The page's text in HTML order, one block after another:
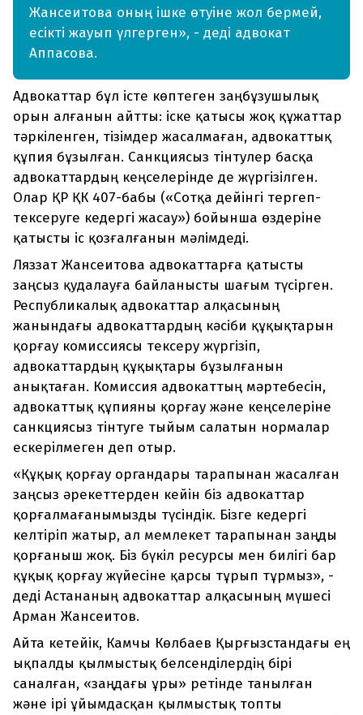
Жансеитова оның ішке өтуіне жол бермей,
есікті жауып үлгерген», - деді адвокат
Аппасова.
Адвокаттар бұл істе көптеген заңбұзушылық
орын алғанын айтты: іске қатысы жоқ құжаттар
тәркіленген, тізімдер жасалмаған, адвокаттық
құпия бұзылған. Санкциясыз тінтулер басқа
адвокаттардың кеңселерінде де жүргізілген.
Олар ҚР ҚК 407-бабы («Сотқа дейінгі тергеп-
тексеруге кедергі жасау») бойынша өздеріне
қатысты іс қозғалғанын мәлімдеді.
Ляззат Жансеитова адвокаттарға қатысты
заңсыз қудалауға байланысты шағым түсірген.
Республикалық адвокаттар алқасының
жанындағы адвокаттардың кәсіби құқықтарын
қорғау комиссиясы тексеру жүргізіп,
адвокаттардың құқықтары бұзылғанын
анықтаған. Комиссия адвокаттың мәртебесін,
адвокаттық құпияны қорғау және кеңселеріне
санкциясыз тінтуге тыйым салатын нормалар
ескерілмеген деп отыр.
«Құқық қорғау органдары тарапынан жасалған
заңсыз әрекеттерден кейін біз адвокаттар
қорғалмағанымызды түсіндік. Бізге кедергі
келтіріп жатыр, ал мемлекет тарапынан заңды
қорғаныш жоқ. Біз бүкіл ресурсы мен билігі бар
құқық қорғау жүйесіне қарсы тұрып тұрмыз», -
деді Астананың адвокаттар алқасының мүшесі
Арман Жансеитов.
Айта кетейік, Камчы Көлбаев Қырғызстандағы ең
ықпалды қылмыстық белсенділердің бірі
саналған, «заңдағы ұры» ретінде танылған
және ірі ұйымдасқан қылмыстық топты